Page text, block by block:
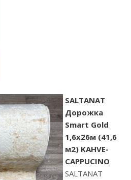
SALTANAT
Дорожка
Smart Gold
1,6х26м (41,6
м2) KAHVE-
CAPPUCINO
SALTANAT